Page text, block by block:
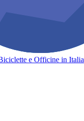
e Officine in Italia